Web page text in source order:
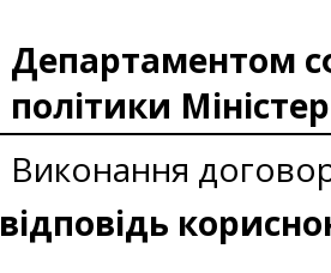
Департаментом
політики
Виконання